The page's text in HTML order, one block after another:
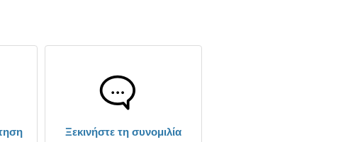
Ξεκινήστε τη συνομιλία